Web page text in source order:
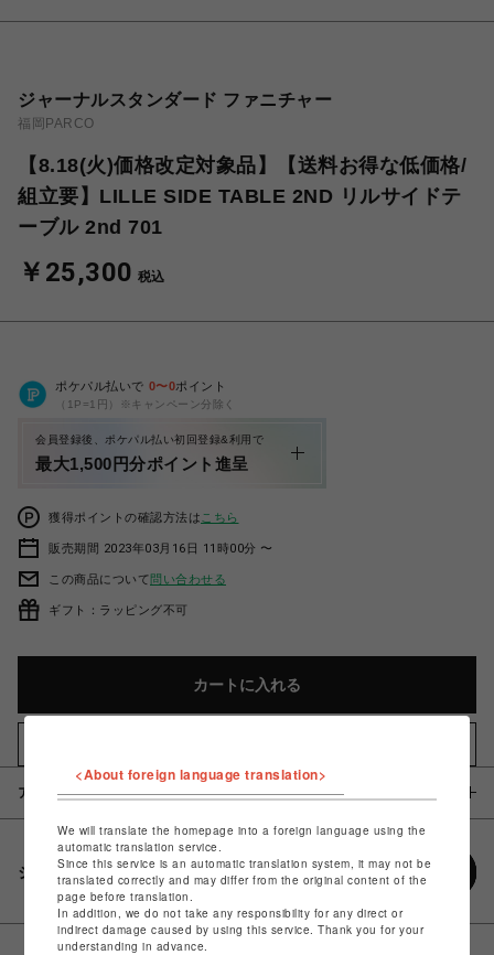
ジャーナルスタンダード ファニチャー
福岡PARCO
【8.18(火)価格改定対象品】【送料お得な低価格/
組立要】LILLE SIDE TABLE 2ND リルサイドテ
ーブル 2nd 701
￥25,300 税込
ポケパル払いで 0〜0ポイント
（1P=1円）※キャンペーン分除く
会員登録後、ポケパル払い初回登録&利用で
最大1,500円分ポイント進呈
獲得ポイントの確認方法は こちら
販売期間 2023年03月16日 11時00分 〜
この商品について問い合わせる
ギフト：ラッピング不可
カートに入れる
アイテム説明 / 素材
シェアする
<About foreign language translation>
We will translate the homepage into a foreign language using the
automatic translation service.
Since this service is an automatic translation system, it may not be
translated correctly and may differ from the original content of the
page before translation.
In addition, we do not take any responsibility for any direct or
indirect damage caused by using this service. Thank you for your
understanding in advance.